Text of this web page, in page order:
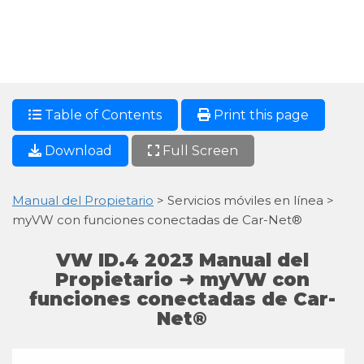
Table of Contents Print this page
Download Full Screen
Manual del Propietario > Servicios móviles en línea >
myVW con funciones conectadas de Car-Net®
VW ID.4 2023 Manual del
Propietario ➜ myVW con
funciones conectadas de Car-
Net®